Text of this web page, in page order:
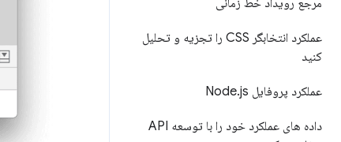
مرجع رویداد خط زمانی
عملکرد انتخابگر CSS را تجزیه و تحلیل
کنید
عملکرد پروفایل Node .js
داده های عملکرد خود را با توسعه API